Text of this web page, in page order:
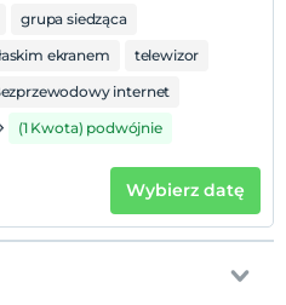
dodatkowych opłat.
bezpłatne.
jest/jest bezpłatne za pokój
grupa siedząca
ekranem
telewizor
internet
(1 Kwota) podwójnie
Wybierz datę